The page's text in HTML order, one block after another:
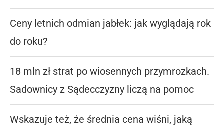
Ceny letnich odmian jabłek: jak wyglądają rok
do roku?
18 mln zł strat po wiosennych przymrozkach.
Sadownicy z Sądecczyzny liczą na pomoc
Wskazuje też, że średnia cena wiśni, jaką